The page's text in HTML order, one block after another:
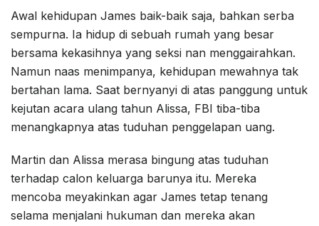
Awal kehidupan James baik-baik saja, bahkan serba
sempurna. Ia hidup di sebuah rumah yang besar
bersama kekasihnya yang seksi nan menggairahkan.
Namun naas menimpanya, kehidupan mewahnya tak
bertahan lama. Saat bernyanyi di atas panggung untuk
kejutan acara ulang tahun Alissa, FBI tiba-tiba
menangkapnya atas tuduhan penggelapan uang.
Martin dan Alissa merasa bingung atas tuduhan
terhadap calon keluarga barunya itu. Mereka
mencoba meyakinkan agar James tetap tenang
selama menjalani hukuman dan mereka akan